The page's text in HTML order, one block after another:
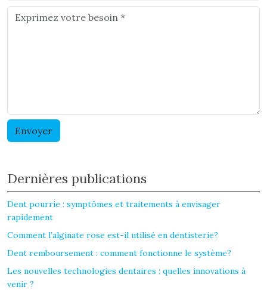
Dernières publications
Dent pourrie : symptômes et traitements à envisager
rapidement
Comment l’alginate rose est-il utilisé en dentisterie?
Dent remboursement : comment fonctionne le système?
Les nouvelles technologies dentaires : quelles innovations à
venir ?